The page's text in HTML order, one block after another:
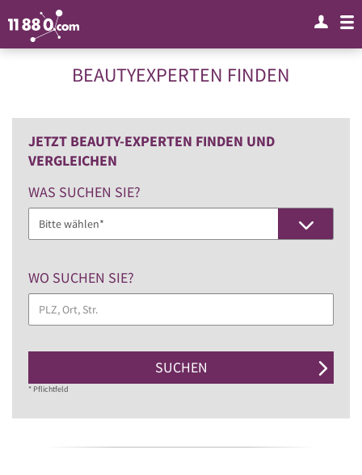
BEAUTYEXPERTEN FINDEN
JETZT BEAUTY-EXPERTEN FINDEN UND
VERGLEICHEN
WAS SUCHEN SIE?
Bitte wählen*
WO SUCHEN SIE?
SUCHEN
* Pflichtfeld